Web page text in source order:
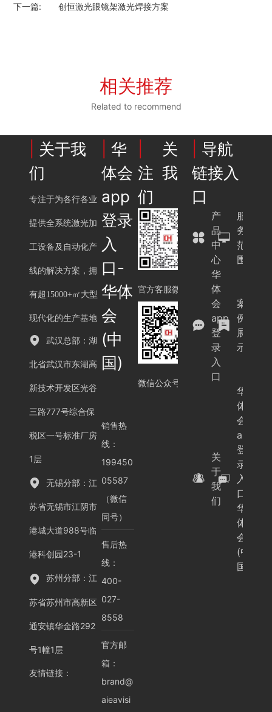
下一篇: 创恒激光眼镜架激光焊接方案
相关推荐
Related to recommend
关于我
们
专注于为各行各业
提供全系统激光加
工设备及自动化产
线的解决方案，拥
有超15000+㎡大型
现代化的生产基地
武汉总部：湖
北省武汉市东湖高
新技术开发区光谷
三路777号综合保
税区一号标准厂房
1层
无锡分部：江
苏省无锡市江阴市
港城大道988号临
港科创园23-1
苏州分部：江
苏省苏州市高新区
通安镇华金路292
号1幢1层
友情链接：
华
体会
app
登录
入
口-
华体
会
(中
国)
销售热
线：
199450
05587
（微信
同号）
售后热
线：
400-
027-
8558
官方邮
箱：
brand@
aieavisi
关
注我
们
官方客服微信
微信公众号
导航
链接入
口
产
品
中
心
服
务
范
围
华
体
会
app
登
录
入
口
案
例
展
示
关
于
我
们
华
体
会
app
登
录
入
口-
华
体
会
(中
国)